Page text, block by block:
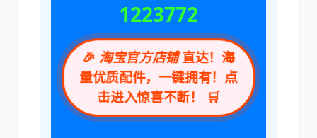
1223772
🎉淘宝官方店铺直达！海
量优质配件，一键拥有！点
击进入惊喜不断！ 🛒